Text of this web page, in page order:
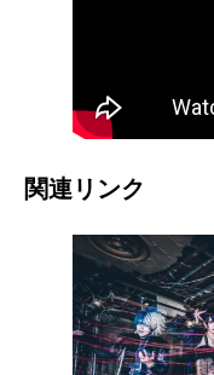
関連リンク